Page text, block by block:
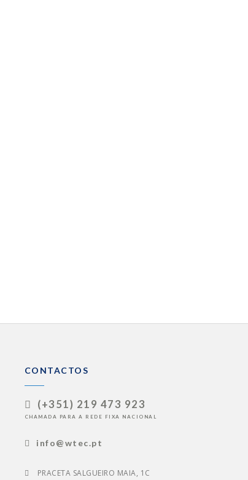
CONTACTOS
(+351) 219 473 923
CHAMADA PARA A REDE FIXA NACIONAL
info@wtec.pt
PRACETA SALGUEIRO MAIA, 1C